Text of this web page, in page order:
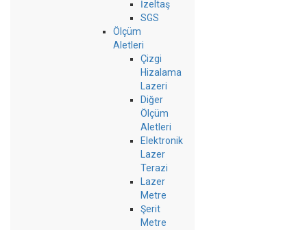
İzeltaş
SGS
Ölçüm
Aletleri
Çizgi
Hizalama
Lazeri
Diğer
Ölçüm
Aletleri
Elektronik
Lazer
Terazi
Lazer
Metre
Şerit
Metre